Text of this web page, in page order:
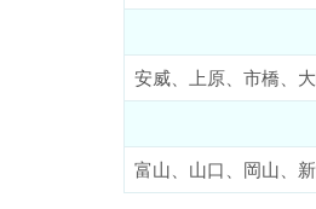
安威、上原、市橋、
富山、山口、岡山、